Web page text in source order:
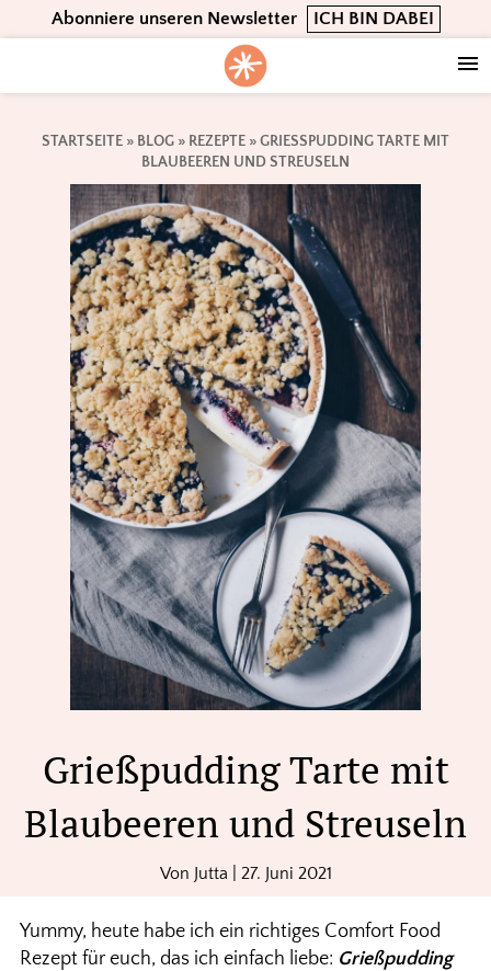
to
navigation
to
content
to
Abonniere unseren Newsletter ICH BIN DABEI
STARTSEITE » BLOG » REZEPTE »GRIESSPUDDING TARTE MIT B
LAUBEEREN UND STREUSELN
Grießpudding Tarte mit
Blaubeeren und Streuseln
Von Jutta 27. Juni 2021
Yummy, heute habe ich ein richtiges Comfort Food
Rezept für euch, das ich einfach liebe: Grießpudding